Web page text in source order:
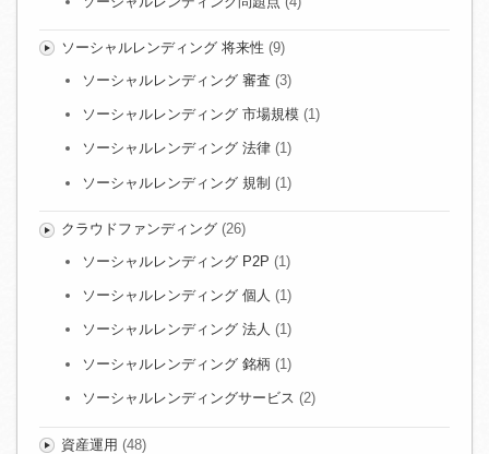
ソーシャルレンディング 将来性 (9)
ソーシャルレンディング 審査 (3)
ソーシャルレンディング 市場規模 (1)
ソーシャルレンディング 法律 (1)
ソーシャルレンディング 規制 (1)
クラウドファンディング(26)
ソーシャルレンディング P2P (1)
ソーシャルレンディング 個人 (1)
ソーシャルレンディング 法人 (1)
ソーシャルレンディング 銘柄 (1)
ソーシャルレンディングサービス (2)
資産運用 (48)